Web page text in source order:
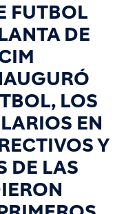
FUTBOL
DE
LOS
EN
Y
DE LAS